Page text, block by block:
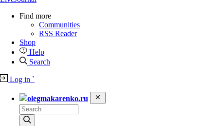
Find more
Communities
RSS Reader
Shop
Help
Search
Log in `
olegmakarenko.ru